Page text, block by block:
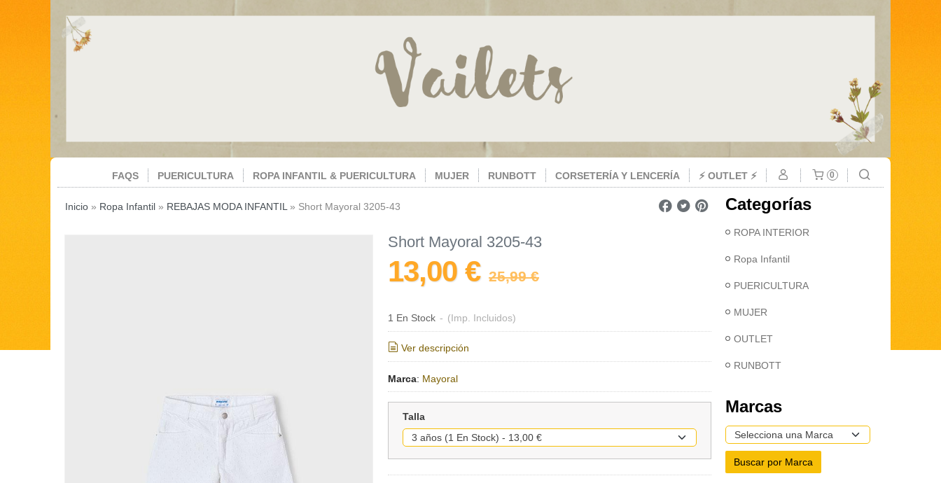
FAQS PUERICULTURA ROPA INFANTIL & PUERICULTURA MUJER RUNBOTT CORSETERÍA Y LENCERÍA ⚡ OUTLET ⚡ 0
Inicio » Ropa Infantil » REBAJAS MODA INFANTIL » Short Mayoral 3205-43
Short Mayoral 3205-43
13,00 € 25,99 €
1 En Stock - (Imp. Incluidos)
Ver descripción
Marca: Mayoral
Talla
Categorías
ROPA INTERIOR
Ropa Infantil
PUERICULTURA
MUJER
OUTLET
RUNBOTT
Marcas